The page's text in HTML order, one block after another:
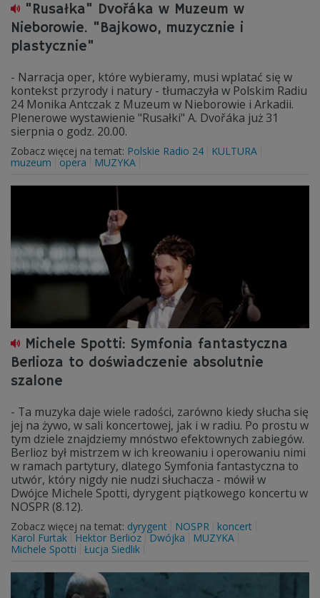
"Rusałka" Dvořáka w Muzeum w
Nieborowie. "Bajkowo, muzycznie i
plastycznie"
- Narracja oper, które wybieramy, musi wplatać się w
kontekst przyrody i natury - tłumaczyła w Polskim Radiu
24 Monika Antczak z Muzeum w Nieborowie i Arkadii.
Plenerowe wystawienie "Rusałki" A. Dvořáka już 31
sierpnia o godz. 20.00.
Zobacz więcej na temat: Polskie Radio 24
KULTURA
muzeum
opera MUZYKA
Michele Spotti: Symfonia fantastyczna
Berlioza to doświadczenie absolutnie
szalone
- Ta muzyka daje wiele radości, zarówno kiedy słucha się
jej na żywo, w sali koncertowej, jak i w radiu. Po prostu w
tym dziele znajdziemy mnóstwo efektownych zabiegów.
Berlioz był mistrzem w ich kreowaniu i operowaniu nimi
w ramach partytury, dlatego Symfonia fantastyczna to
utwór, który nigdy nie nudzi słuchacza - mówił w
Dwójce Michele Spotti, dyrygent piątkowego koncertu w
NOSPR (8.12).
Zobacz więcej na temat: dyrygent NOSPR
koncert
Karol Furtak Hektor Berlioz Dwójka
MUZYKA
Michele Spotti
Łucja Siedlik